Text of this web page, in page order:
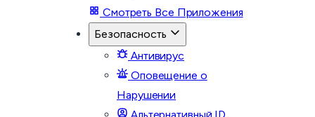
Смотреть Все Приложения
Безопасность
Антивирус
Оповещение о
Нарушении